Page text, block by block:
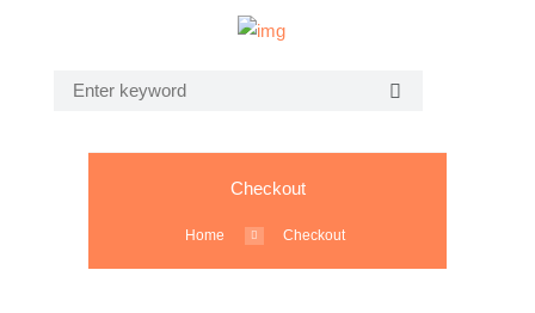
Checkout
Home Checkout